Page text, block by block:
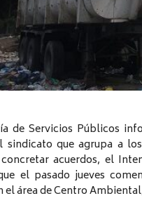
de Servicios Públicos
sindicato que agrupa a
acuerdos, el
el pasado jueves
el área de Centro